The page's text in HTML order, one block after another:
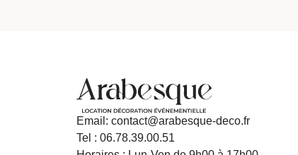
Email: contact@arabesque-deco.fr
Tel : 06.78.39.00.51